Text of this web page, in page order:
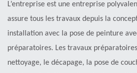
L’entreprise est une entreprise
assure tous les travaux depuis la
installation avec la pose de peinture
préparatoires. Les travaux
nettoyage, le décapage, la pose de